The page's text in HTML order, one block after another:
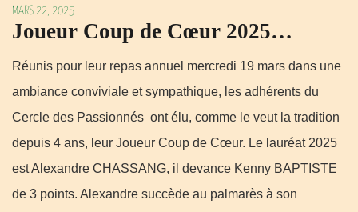
MARS 22, 2025
Joueur Coup de Cœur 2025…
Réunis pour leur repas annuel mercredi 19 mars dans une
ambiance conviviale et sympathique, les adhérents du
Cercle des Passionnés ont élu, comme le veut la tradition
depuis 4 ans, leur Joueur Coup de Cœur. Le lauréat 2025
est Alexandre CHASSANG, il devance Kenny BAPTISTE
de 3 points. Alexandre succède au palmarès à son